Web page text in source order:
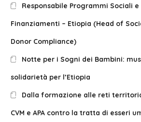
Responsabile Programmi Sociali
Finanziamenti – Etiopia (Head of
Donor Compliance)
Notte per i Sogni dei Bambini:
solidarietà per l’Etiopia
Dalla formazione alle reti
CVM e APA contro la tratta di esseri